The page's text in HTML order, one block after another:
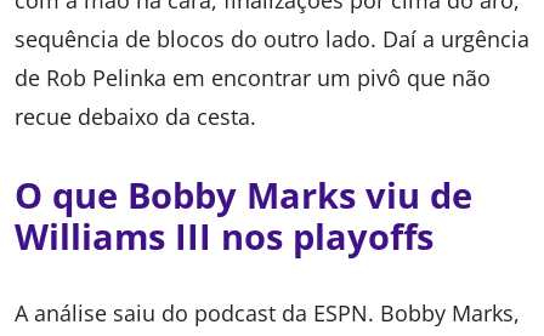
sequência de blocos do outro lado. Daí a urgência
de Rob Pelinka em encontrar um pivô que não
recue debaixo da cesta.
O que Bobby Marks viu de
Williams III nos playoffs
A análise saiu do podcast da ESPN. Bobby Marks,